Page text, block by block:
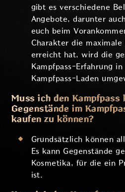
gibt es verschiedene
Angebote, darunter
euch beim
Charakter die maximale
erreicht hat, wird die
Kampfpass-Erfahrung
Kampfpass-Laden
Muss ich den Kampfpass
Gegenstände im
kaufen zu können?
Grundsätzlich können
Es kann Gegenstände
Kosmetika, für die ein
ist.